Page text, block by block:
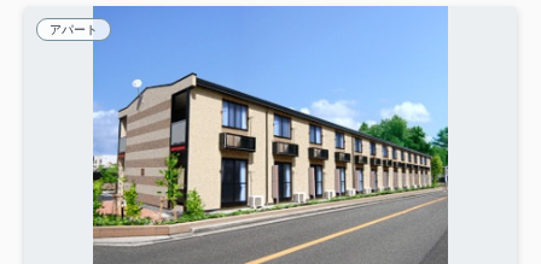
アパート